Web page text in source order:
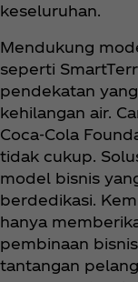
keseluruhan.
Mendukung
seperti
pendekatan
kehilangan air.
Coca‑Cola
tidak cukup.
model bisnis
berdedikasi.
hanya
pembinaan
tantangan